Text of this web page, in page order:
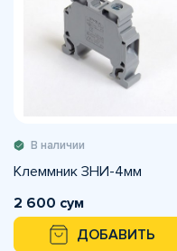
В наличии
Клеммник ЗНИ-4мм
2 600 сум
ДОБАВИТЬ